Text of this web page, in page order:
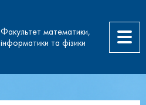
Факультет математики,
інформатики та фізики